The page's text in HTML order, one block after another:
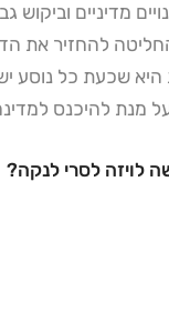
מדיניים וביקוש
להחזיר את
שכעת כל נוסע
מנת להיכנס
לויזה לסרי לנקה?